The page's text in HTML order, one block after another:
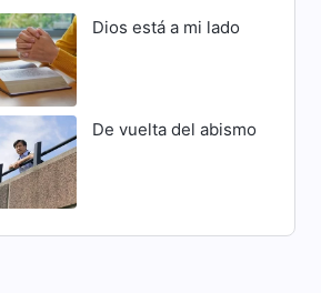
Dios está a mi lado
De vuelta del abismo